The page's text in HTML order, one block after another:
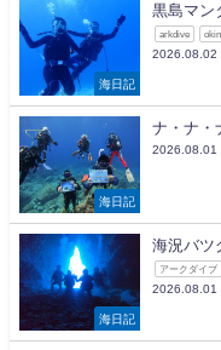
海日記
黒島マン
arkdive
2026.08.02
海日記
ナ・ナ・
2026.08.01
海日記
海況バツ
アークダイブ
2026.08.01